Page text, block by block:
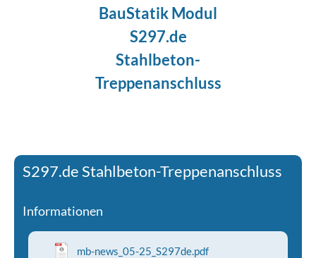
BauStatik Modul
S297.de
Stahlbeton-
Treppenanschluss
S297.de Stahlbeton-Treppenanschluss
Informationen
mb-news_05-25_S297de.pdf